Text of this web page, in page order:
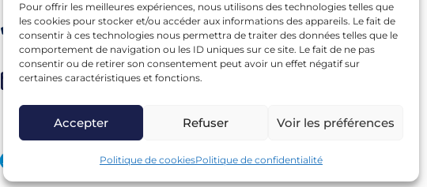
Pour offrir les meilleures expériences, nous utilisons des technologies telles que
les cookies pour stocker et/ou accéder aux informations des appareils. Le fait de
consentir à ces technologies nous permettra de traiter des données telles que le
comportement de navigation ou les ID uniques sur ce site. Le fait de ne pas
consentir ou de retirer son consentement peut avoir un effet négatif sur
certaines caractéristiques et fonctions.
Accepter Refuser Voir les préférences
Politique de cookiesPolitique de confidentialité
Téléphone
06 15 61 39 66
Mail